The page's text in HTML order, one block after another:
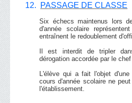
12. PASSAGE DE CLASSE
Six échecs maintenus lors
d'année scolaire
entraînent le redoublement
Il est interdit de tripler
dérogation accordée par le
L'élève qui a fait l'objet
cours d'année scolaire ne
l'établissement.